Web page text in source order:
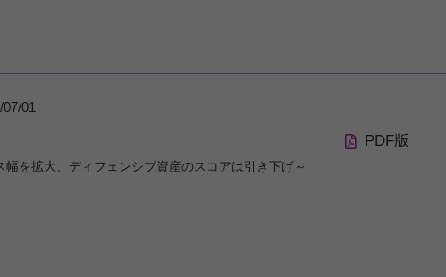
01
幅を拡大、ディフェンシブ資産のスコアは引き下げ～
PDF版